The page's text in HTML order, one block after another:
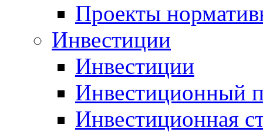
Проекты
Инвестиции
Инвестиции
Инвестиционный
Инвестиционная